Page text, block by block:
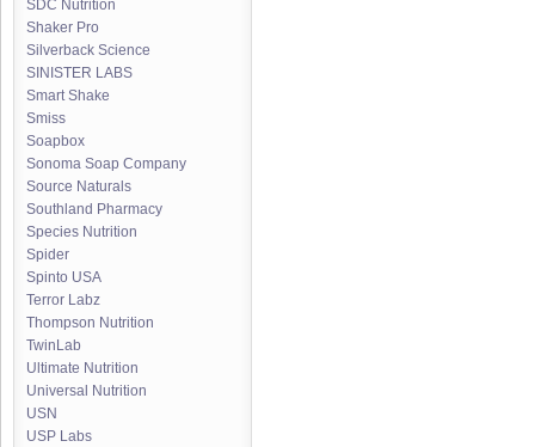
SDC Nutrition
Shaker Pro
Silverback Science
SINISTER LABS
Smart Shake
Smiss
Soapbox
Sonoma Soap Company
Source Naturals
Southland Pharmacy
Species Nutrition
Spider
Spinto USA
Terror Labz
Thompson Nutrition
TwinLab
Ultimate Nutrition
Universal Nutrition
USN
USP Labs